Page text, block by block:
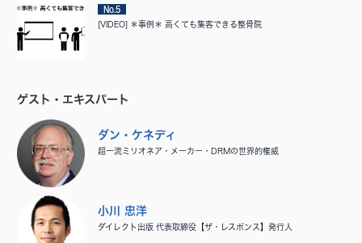
No.5
[VIDEO] ＊事例＊ 高くても集客できる整骨院
ゲスト・エキスパート
ダン・ケネディ
超一流ミリオネア・メーカー・DRMの世界的権威
小川 忠洋
ダイレクト出版 代表取締役【ザ・レスポンス】発行人